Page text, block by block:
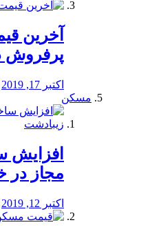
آخرین
پرفروش
اکتبر 17, 2019
مسکن
افزایش
مجاز در
اکتبر 12, 2019